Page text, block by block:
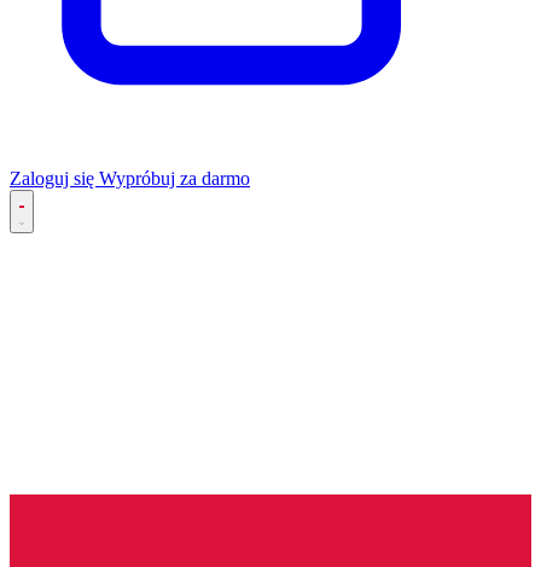
Zaloguj się Wypróbuj za darmo